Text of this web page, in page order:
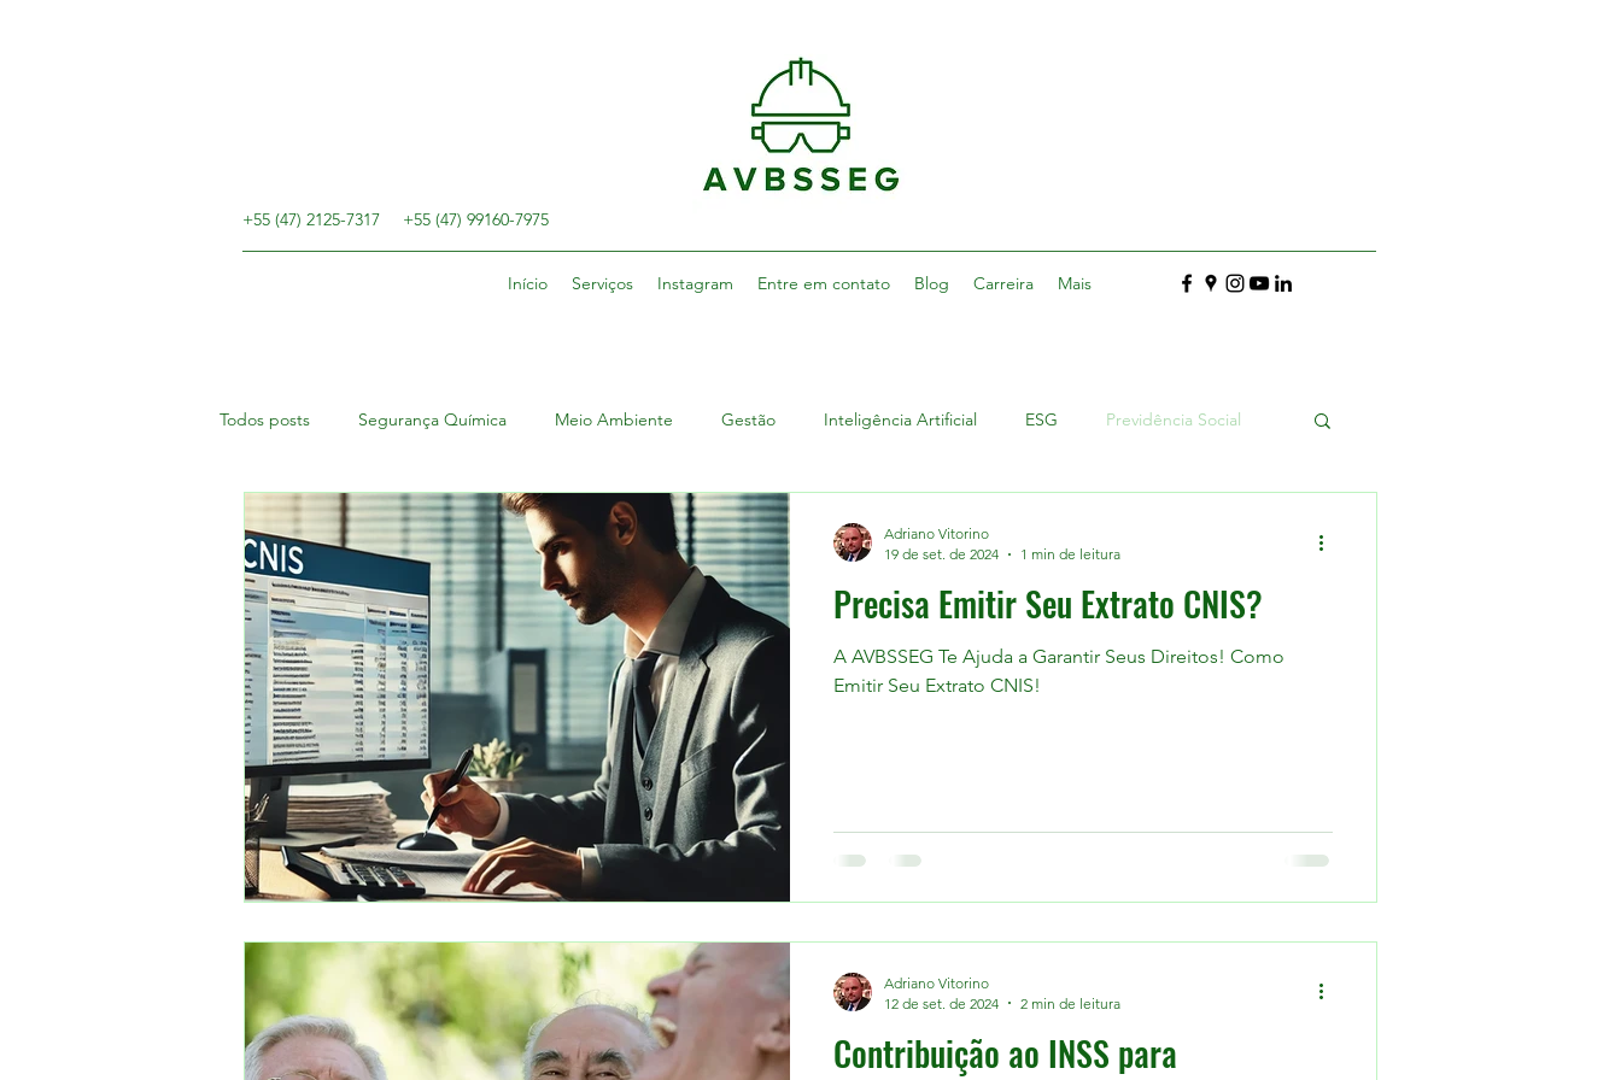
+55 (47) 2125-7317 +55 (47) 99160-7975
Início Serviços Instagram Entre em contato Blog Carreira Mais
Todos posts Segurança Química Meio Ambiente Gestão Inteligência Artificial ESG Previdência Social
Contribuinte Facultativo
Precisa Emitir Seu Extrato CNIS?
A AVBSSEG Te Ajuda a Garantir Seus Direitos! Como
Emitir Seu Extrato CNIS!
Adriano Vitorino
19 de set. de 2024
1 min de leitura
Contribuição ao INSS para
Adriano Vitorino
12 de set. de 2024
2 min de leitura